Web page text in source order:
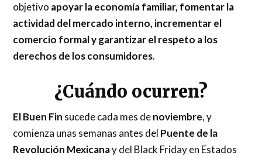
objetivo apoyar la economía familiar, fomentar la
actividad del mercado interno, incrementar el
comercio formal y garantizar el respeto a los
derechos de los consumidores.
¿Cuándo ocurren?
El Buen Fin sucede cada mes denoviembre, y
comienza unas semanas antes del Puente de la
Revolución Mexicanay del Black Friday en Estados